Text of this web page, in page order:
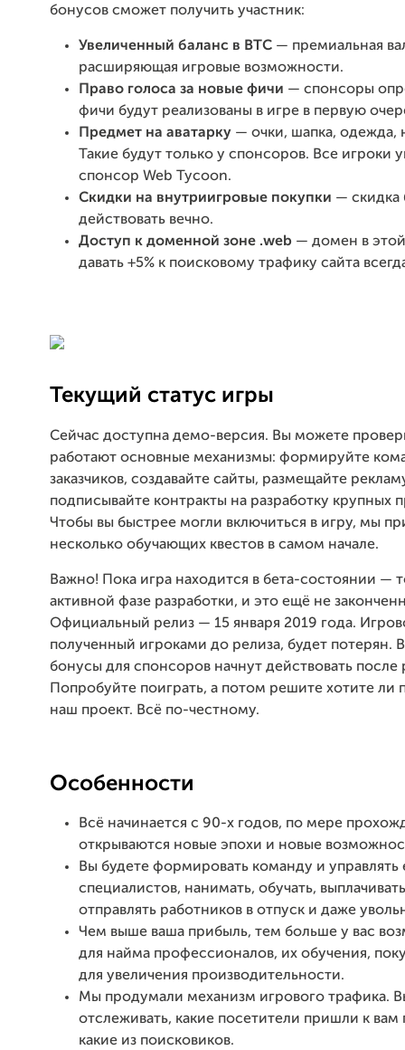
бонусов сможет получить участник:
Увеличенный баланс в BTC — премиальная
расширяющая игровые возможности.
Право голоса за новые фичи — спонсоры
фичи будут реализованы в игре в первую
Предмет на аватарку — очки, шапка, одежда,
Такие будут только у спонсоров. Все игроки
спонсор Web Tycoon.
Скидки на внутриигровые покупки — скидка
действовать вечно.
Доступ к доменной зоне .web — домен в
давать +5% к поисковому трафику сайта
Текущий статус игры
Сейчас доступна демо-версия. Вы можете
работают основные механизмы: формируйте
заказчиков, создавайте сайты, размещайте
подписывайте контракты на разработку крупных
Чтобы вы быстрее могли включиться в игру, мы
несколько обучающих квестов в самом начале.
Важно! Пока игра находится в бета-состоянии —
активной фазе разработки, и это ещё не
Официальный релиз — 15 января 2019 года.
полученный игроками до релиза, будет потерян.
бонусы для спонсоров начнут действовать после
Попробуйте поиграть, а потом решите хотите ли
наш проект. Всё по-честному.
Особенности
Всё начинается с 90-х годов, по мере
открываются новые эпохи и новые
Вы будете формировать команду и управлять
специалистов, нанимать, обучать,
отправлять работников в отпуск и даже
Чем выше ваша прибыль, тем больше у вас
для найма профессионалов, их обучения,
для увеличения производительности.
Мы продумали механизм игрового трафика.
отслеживать, какие посетители пришли к вам
какие из поисковиков.